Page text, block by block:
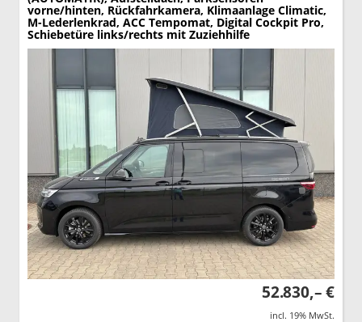
vorne/hinten, Rückfahrkamera, Klimaanlage Climatic,
M-Lederlenkrad, ACC Tempomat, Digital Cockpit Pro,
Schiebetüre links/rechts mit Zuziehhilfe
52.830,– €
incl. 19% MwSt.